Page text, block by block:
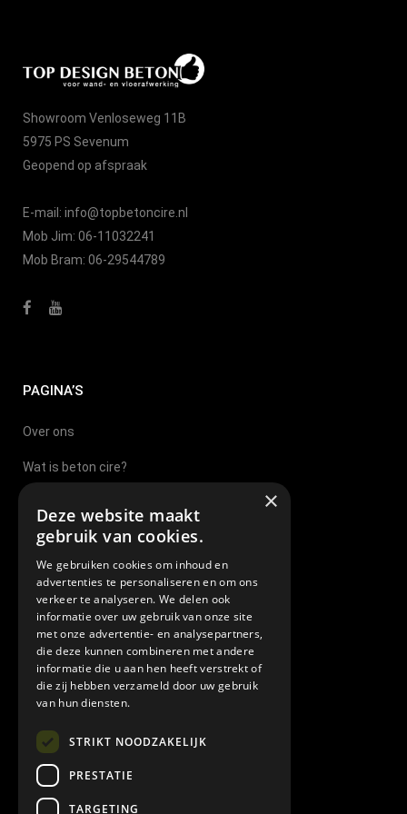
Showroom Venloseweg 11B
5975 PS Sevenum
Geopend op afspraak
E-mail: info@topbetoncire.nl
Mob Jim: 06-11032241
Mob Bram: 06-29544789
PAGINA’S
Over ons
Wat is beton cire?
Beton Cire Sittard
Beton Cire Eindhoven
Beton Cire Tilburg
Beton Cire Brabant
Beton cire leverancier
Algemene leverings en betalingsvoorwaarden
×
Deze website maakt
gebruik van cookies.
We gebruiken cookies om inhoud en
advertenties te personaliseren en om ons
verkeer te analyseren. We delen ook
informatie over uw gebruik van onze site
met onze advertentie- en analysepartners,
die deze kunnen combineren met andere
informatie die u aan hen heeft verstrekt of
die zij hebben verzameld door uw gebruik
van hun diensten.
STRIKT NOODZAKELIJK
PRESTATIE
TARGETING